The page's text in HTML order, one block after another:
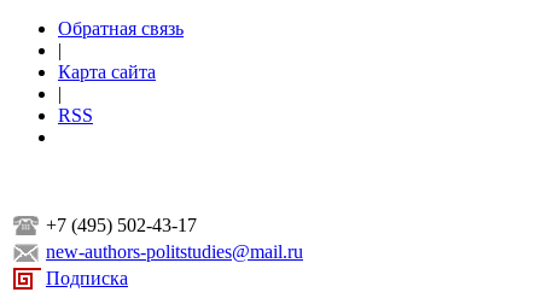
Обратная связь
|
Карта сайта
|
RSS
+7 (495) 502-43-17
new-authors-politstudies@mail.ru
Подписка